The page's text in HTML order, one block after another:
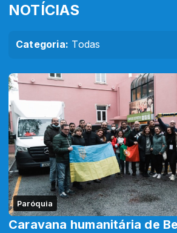
NOTÍCIAS
Categoria: Todas
Paróquia
Caravana humanitária de